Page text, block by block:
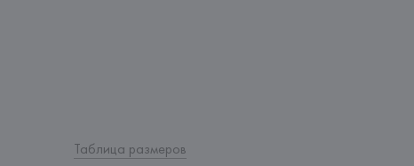
Таблица размеров